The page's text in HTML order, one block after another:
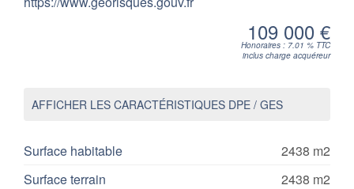
109 000 €
Honoraires : 7.01 % TTC
inclus charge acquéreur
AFFICHER LES CARACTÉRISTIQUES DPE / GES
Surface habitable
2438 m2
Surface terrain
2438 m2